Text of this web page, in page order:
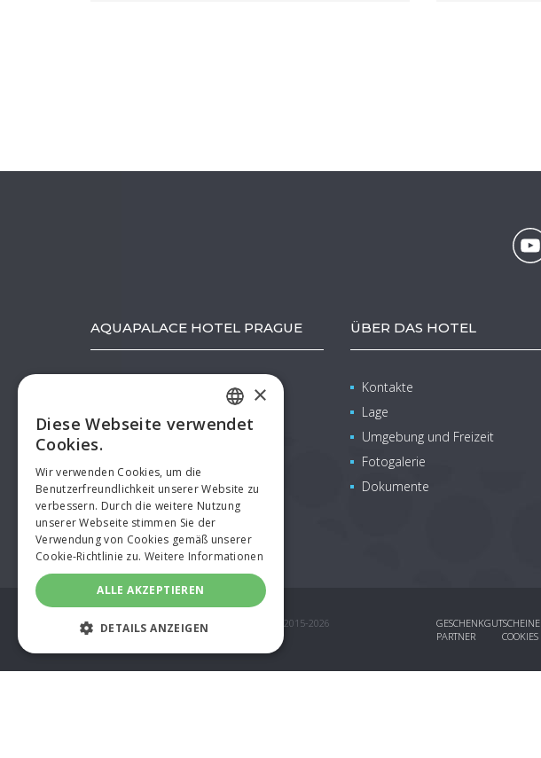
AQUAPALACE HOTEL PRAGUE
Čestlice (Praha-východ)
+420 225 108 888
ÜBER DAS HOTEL
Kontakte
Lage
Umgebung und Freizeit
Fotogalerie
Dokumente
© COPYRIGHT AQUAPALACE HOTEL PRAGUE 2015-2026 GESCHENKGUTSCHEINE
PARTNER
COOKIES
CZECH
GERMAN
RUSSIAN
POLISH
×
Diese Webseite verwendet
Cookies.
Wir verwenden Cookies, um die
Benutzerfreundlichkeit unserer Website zu
verbessern. Durch die weitere Nutzung
unserer Webseite stimmen Sie der
Verwendung von Cookies gemäß unserer
Cookie-Richtlinie zu. Weitere Informationen
ALLE AKZEPTIEREN
DETAILS ANZEIGEN
UNBEDINGT ERFORDERLICH